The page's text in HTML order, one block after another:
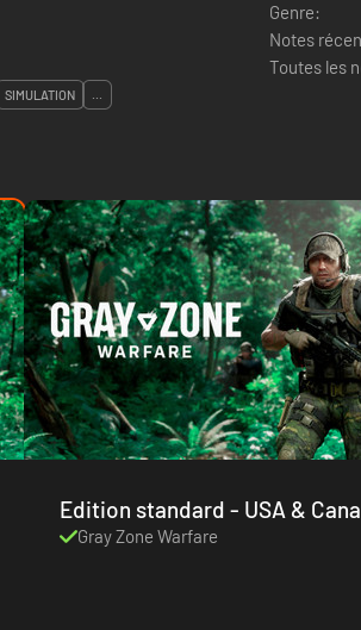
Genre:
Notes
Toutes les
SIMULATION ...
Edition standard - USA &
Gray Zone Warfare